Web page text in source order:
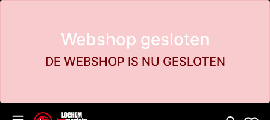
Webshop gesloten
DE WEBSHOP IS NU GESLOTEN